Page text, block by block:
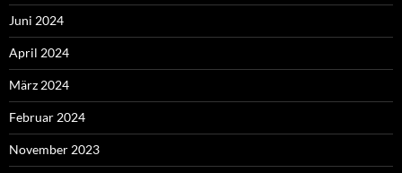
Juni 2024
April 2024
März 2024
Februar 2024
November 2023